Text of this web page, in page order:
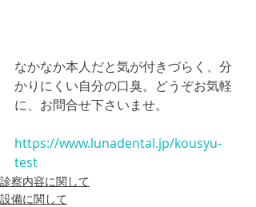
なかなか本人だと気が付きづらく、分
かりにくい自分の口臭。どうぞお気軽
に、お問合せ下さいませ。
https://www.lunadental.jp/kousyu-
test
診察内容に関して
設備に関して